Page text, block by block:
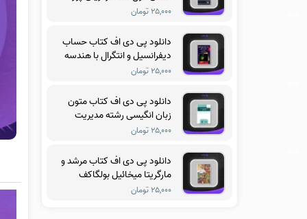
۲۵,۰۰۰ تومان
دانلود پی دی اف کتاب حساب
دیفرانسیل و انتگرال با هندسه
تحلیلی جلد سوم ریچارد
۲۵,۰۰۰ تومان
دانلود پی دی اف کتاب متون
زبان انگیسی رشته مدیریت
آموزشی فریدون یزدانی
۲۵,۰۰۰ تومان
دانلود پی دی اف کتاب مرشد و
مارگریتا میخائیل بولگاکف
۲۵,۰۰۰ تومان